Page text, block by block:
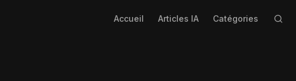
Accueil Articles IA Catégories